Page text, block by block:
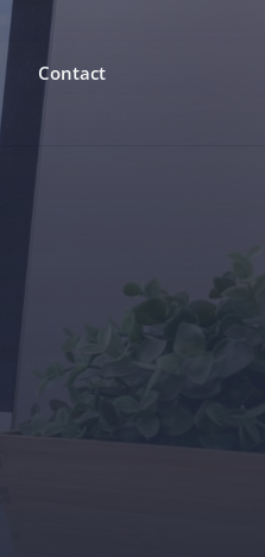
Contact